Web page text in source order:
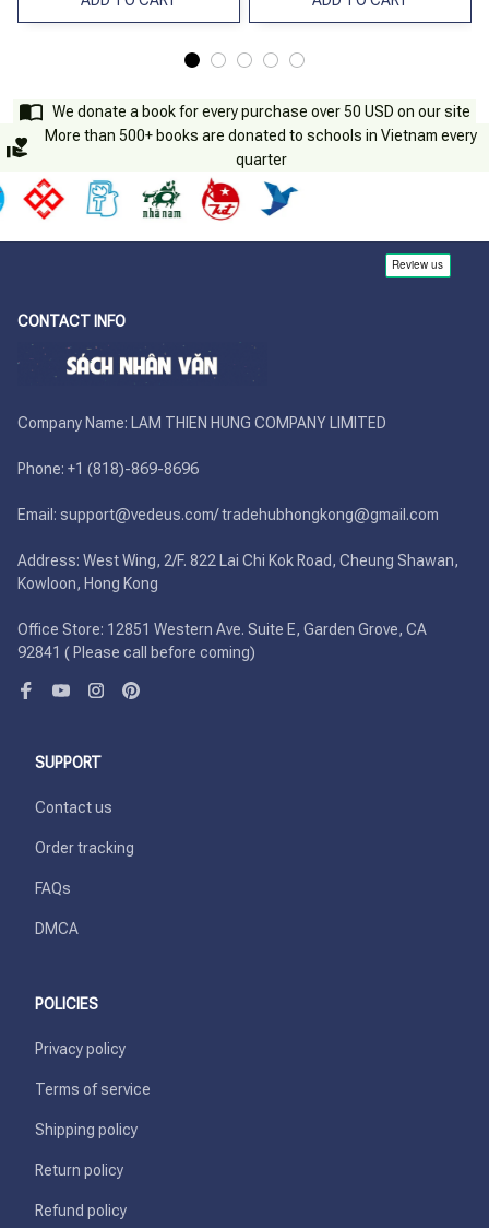
We donate a book for every purchase over 50 USD on our site
More than 500+ books are donated to schools in Vietnam every
quarter
CONTACT INFO
Company Name: LAM THIEN HUNG COMPANY LIMITED
Phone: +1 (818)-869-8696
Email: support@vedeus.com/ tradehubhongkong@gmail.com
Address: West Wing, 2/F. 822 Lai Chi Kok Road, Cheung Shawan,
Kowloon, Hong Kong
Office Store: 12851 Western Ave. Suite E, Garden Grove, CA
92841 ( Please call before coming)
SUPPORT
Contact us
Order tracking
FAQs
DMCA
POLICIES
Privacy policy
Terms of service
Shipping policy
Return policy
Refund policy